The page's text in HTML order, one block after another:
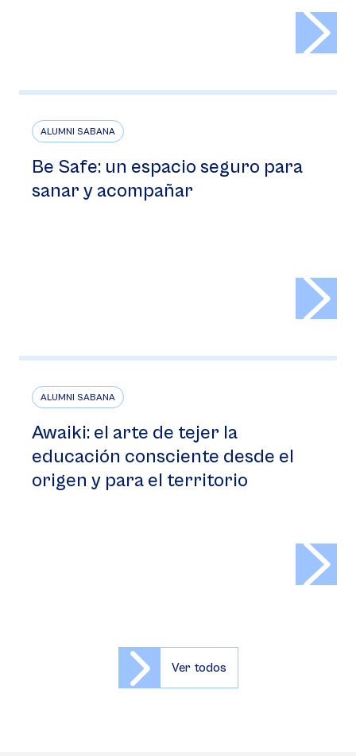
ALUMNI SABANA
Be Safe: un espacio seguro para
sanar y acompañar
ALUMNI SABANA
Awaiki: el arte de tejer la
educación consciente desde el
origen y para el territorio
Ver todos